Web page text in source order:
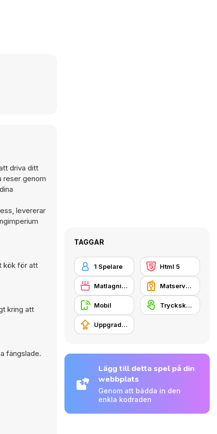
driva ditt
reser genom
levererar
kök för att
kring att
fängslade.
TAGGAR
1 Spelare Html 5
Matlagning Matservering
Mobil Tryckskärm
Uppgradera
Lägg till detta spel på din
webbplats
Genom att bädda in den
enkla kodraden